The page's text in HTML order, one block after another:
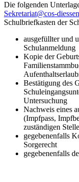
Die folgenden
Sekretariat@cos-
Schulbriefkasten der
ausgefüllter und
Schulanmeldung
Kopie der
Bestätigung des
Untersuchung
Nachweis eines
(Impfpass,
zuständigen
gegebenenfalls
Sorgerecht
gegebenenfalls